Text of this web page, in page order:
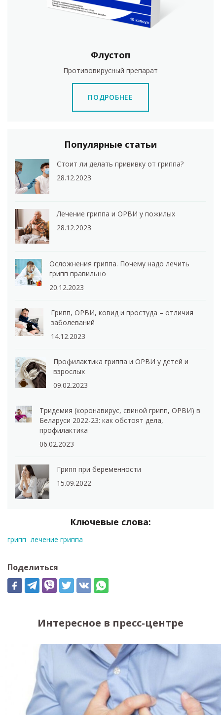
Флустоп
Противовирусный препарат
ПОДРОБНЕЕ
Популярные статьи
Стоит ли делать прививку от гриппа?
28.12.2023
Лечение гриппа и ОРВИ у пожилых
28.12.2023
Осложнения гриппа. Почему надо лечить
грипп правильно
20.12.2023
Грипп, ОРВИ, ковид и простуда – отличия
заболеваний
14.12.2023
Профилактика гриппа и ОРВИ у детей и
взрослых
09.02.2023
Тридемия (коронавирус, свиной грипп, ОРВИ) в
Беларуси 2022-23: как обстоят дела,
профилактика
06.02.2023
Грипп при беременности
15.09.2022
Ключевые слова:
грипп лечение гриппа
Поделиться
Интересное в пресс-центре